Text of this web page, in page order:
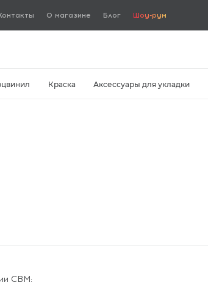
О магазине Блог Шоу-рум
Краска Аксессуары для укладки
CBM: